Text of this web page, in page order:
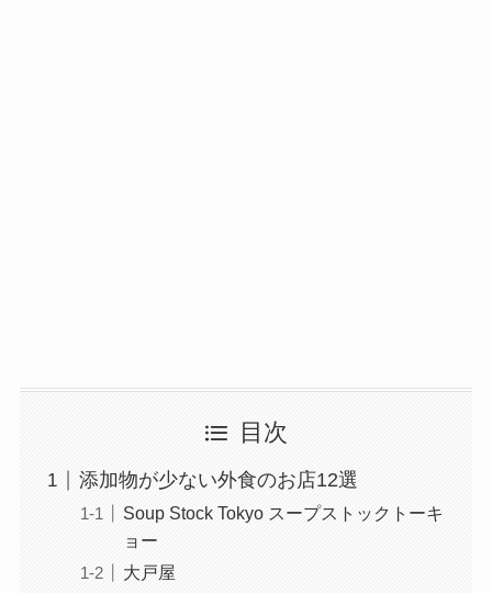
目次
添加物が少ない外食のお店12選
Soup Stock Tokyo スープストックトーキ
ョー
大戸屋